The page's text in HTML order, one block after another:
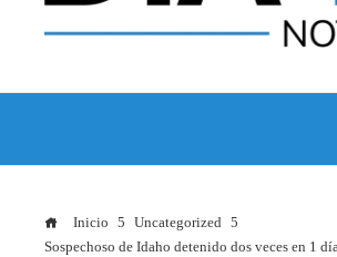
Inicio
Uncategorized
Sospechoso de Idaho detenido dos veces en 1